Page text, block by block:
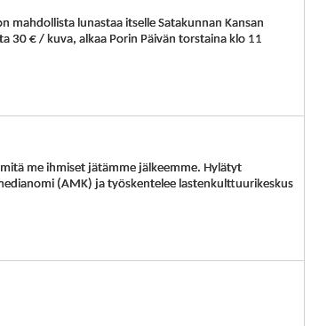
mahdollista lunastaa itselle Satakunnan Kansan
30 € / kuva, alkaa Porin Päivän torstaina klo 11
me ihmiset jätämme jälkeemme. Hylätyt
(AMK) ja työskentelee lastenkulttuurikeskus